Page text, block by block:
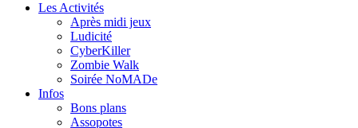
Les Activités
Après midi jeux
Ludicité
CyberKiller
Zombie Walk
Soirée NoMADe
Infos
Bons plans
Assopotes